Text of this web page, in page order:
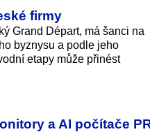
firmy
Grand Départ, má šanci na
byznysu a podle jeho
etapy může přinést
a AI počítače